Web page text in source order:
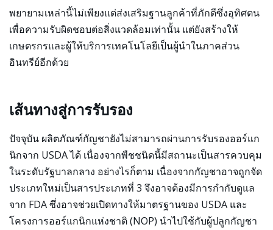
พยายามเหล่านี้ไม่เพียงแต่ส่งเสริมฐานลูกค้าที่ภักดีซึ่งอุทิศตน
เพื่อความรับผิดชอบต่อสิ่งแวดล้อมเท่านั้น แต่ยังสร้างให้
เกษตรกรและผู้ให้บริการเทคโนโลยีเป็นผู้นำในภาคส่วน
อินทรีย์อีกด้วย
เส้นทางสู่การรับรอง
ปัจจุบัน ผลิตภัณฑ์กัญชายังไม่สามารถผ่านการรับรองออร์แก
นิกจาก USDA ได้ เนื่องจากพืชชนิดนี้มีสถานะเป็นสารควบคุม
ในระดับรัฐบาลกลาง อย่างไรก็ตาม เนื่องจากกัญชาอาจถูกจัด
ประเภทใหม่เป็นสารประเภทที่ 3 จึงอาจต้องมีการกำกับดูแล
จาก FDA ซึ่งอาจช่วยเปิดทางให้มาตรฐานของ USDA และ
โครงการออร์แกนิกแห่งชาติ (NOP) นำไปใช้กับผู้ปลูกกัญชา